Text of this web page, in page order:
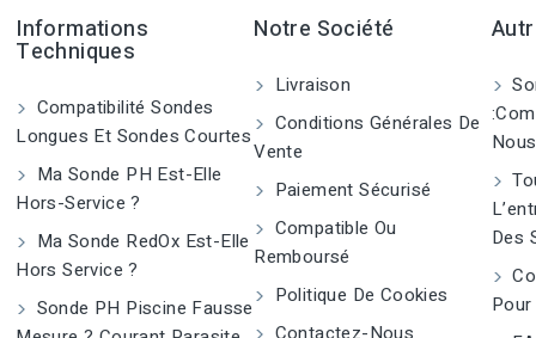
Informations
Techniques
Compatibilité Sondes
Longues Et Sondes Courtes
Ma Sonde PH Est-Elle
Hors-Service ?
Ma Sonde RedOx Est-Elle
Hors Service ?
Sonde PH Piscine Fausse
Notre Société
Livraison
Conditions Générales De
Vente
Paiement Sécurisé
Compatible Ou
Remboursé
Politique De Cookies
Des